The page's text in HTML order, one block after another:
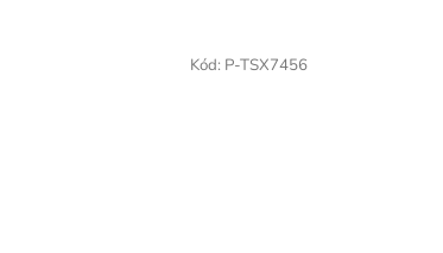
Kód: P-TSX7456